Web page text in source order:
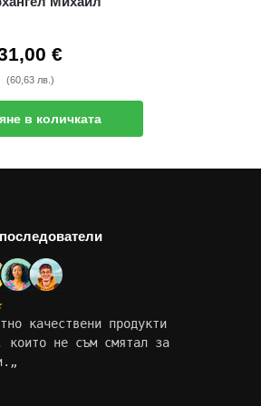
€
(60,63 лв.)
в количката
качествени продукти
които не съм смятал за
„